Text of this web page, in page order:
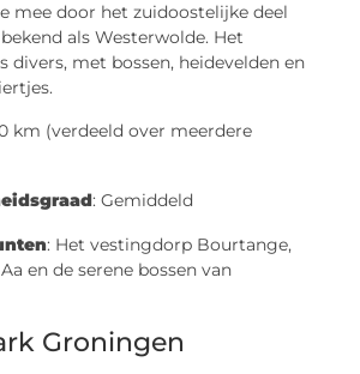
mee door het zuidoostelijke deel
als Westerwolde. Het
divers, met bossen, heidevelden en
km (verdeeld over meerdere
: Gemiddeld
: Het vestingdorp Bourtange,
en de serene bossen van
Groningen